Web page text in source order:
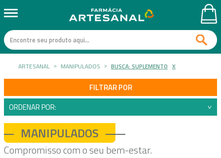
ARTESANAL MANIPULADOS BUSCA: SUPLEMENTO X
FILTRAR POR
ORDENAR POR:
MANIPULADOS
Compromisso com o seu bem-estar.